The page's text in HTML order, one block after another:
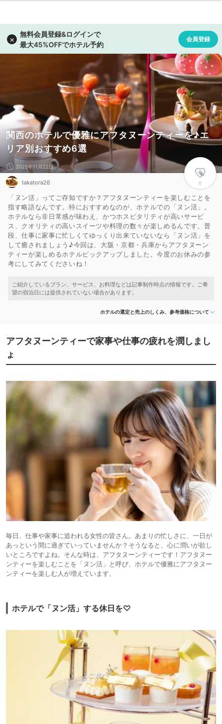
関西のホテルで優雅にアフタヌーンティーを♪エ
リア別おすすめ6選
0
2025年11月22日
takatora26
「ヌン活」ってご存知ですか？アフタヌーンティーを楽しむことを
指す略語なんです。特におすすめなのが、ホテルでの「ヌン活」。
ホテルなら非日常感が味わえ、かつホスピタリティが高いサービ
ス、クオリティの高いスイーツや料理の数々が楽しめるんです。普
段、仕事に家事に忙しくてゆっくり出来ていないなら「ヌン活」を
して癒されましょう♪今回は、大阪・京都・兵庫からアフタヌーン
ティーが楽しめるホテルピックアップしました。今度のお休みの参
考にしてみてくださいね！
ホテルの選定と売上のしくみ、参考価格について
アフタヌーンティーで家事や仕事の疲れを潤しまし
ょ
毎日、仕事や家事に追われる女性の皆さん。あまりの忙しさに、一日が
あっという間に過ぎていっていませんか？そうなると、心に潤いが欲し
いところですよね。そんな時は、アフタヌーンティーです！アフタヌー
ンティーを楽しむことを「ヌン活」と呼び、ホテルで優雅にアフタヌー
ンティーを楽しむ人が増えています。
ホテルで「ヌン活」する休日を♡